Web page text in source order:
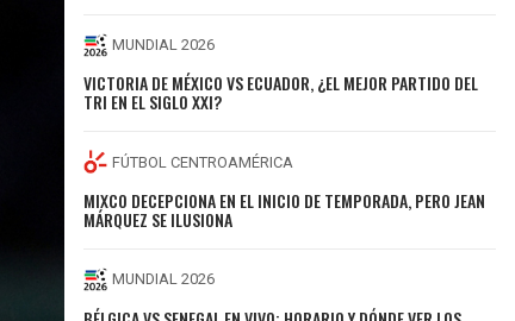
MUNDIAL 2026
VICTORIA DE MÉXICO VS ECUADOR, ¿EL MEJOR PARTIDO DEL
TRI EN EL SIGLO XXI?
FÚTBOL CENTROAMÉRICA
MIXCO DECEPCIONA EN EL INICIO DE TEMPORADA, PERO JEAN
MÁRQUEZ SE ILUSIONA
MUNDIAL 2026